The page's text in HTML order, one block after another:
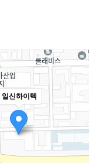
일신하이텍